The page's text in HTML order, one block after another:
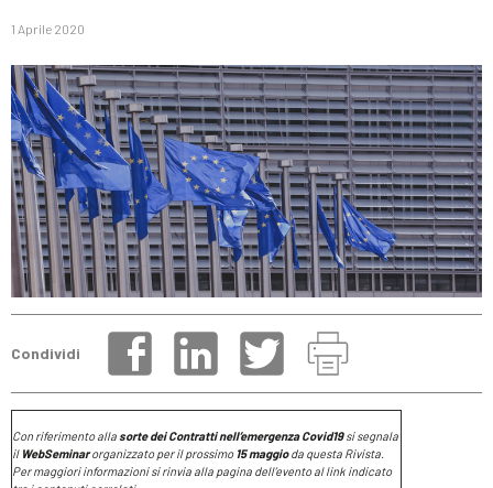
1 Aprile 2020
Condividi
Con riferimento allasorte dei Contratti nell’emergenza Covid19si segnala
il WebSeminarorganizzato per il prossimo 15 maggioda questa Rivista.
Per maggiori informazioni si rinvia alla pagina dell’evento al link indicato